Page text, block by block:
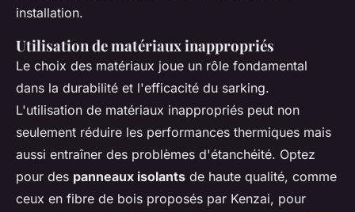
installation.
Utilisation de matériaux inappropriés
Le choix des matériaux joue un rôle fondamental
dans la durabilité et l'efficacité du sarking.
L'utilisation de matériaux inappropriés peut non
seulement réduire les performances thermiques mais
aussi entraîner des problèmes d'étanchéité. Optez
pour des panneaux isolants de haute qualité, comme
ceux en fibre de bois proposés par Kenzai, pour